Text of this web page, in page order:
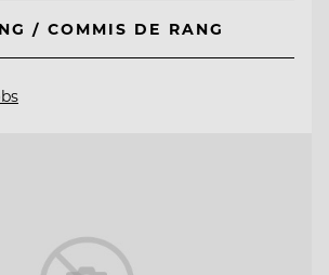
/ COMMIS DE RANG